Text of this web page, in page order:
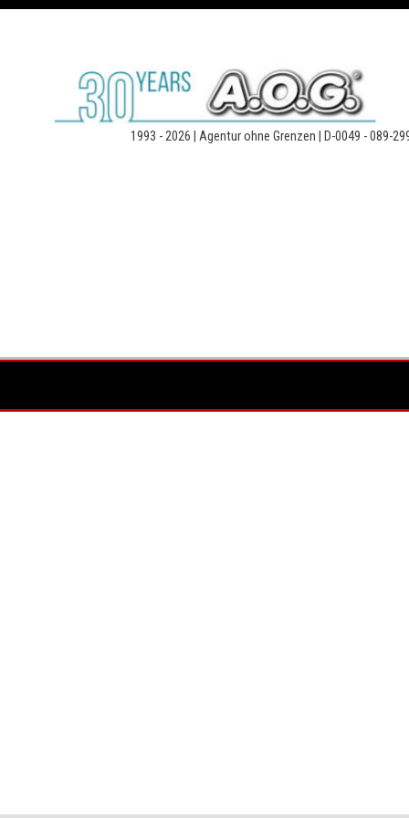
Direkt zum Seiteninhalt
1993 - 2026 | Agentur ohne Grenzen | D-0049 - 089-